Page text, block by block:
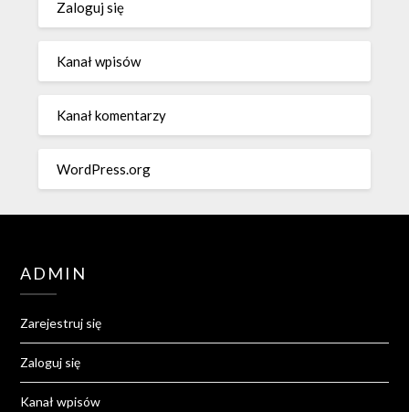
Zaloguj się
Kanał wpisów
Kanał komentarzy
WordPress.org
ADMIN
Zarejestruj się
Zaloguj się
Kanał wpisów